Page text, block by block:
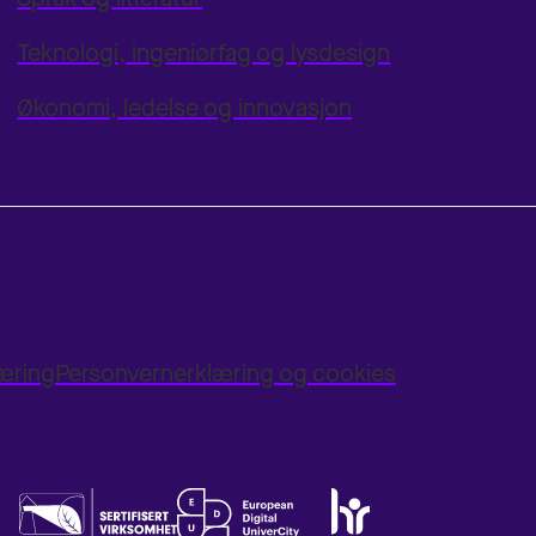
Teknologi, ingeniørfag og lysdesign
Økonomi, ledelse og innovasjon
Personvernerklæring og cookies